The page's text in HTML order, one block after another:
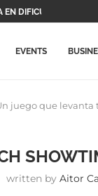
PROTAGONISTAS Y...
EVENTS
juego que levanta
written by Aitor